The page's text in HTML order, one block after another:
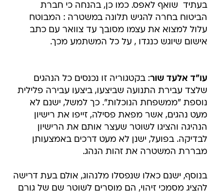
בעתיד  שואף לאפס. כמו כן, בהנחה כי חברת
הביטוח בחרה להגיש תלונה במשטרה : המבוטח
עלול למצוא את עצמו מסובך עד צוואר עם כתב
אישום שיוגש כנגדו , על כל המשתמע מכך.
עו"ד אלעד שור: בקטגוריה זו נכנסים כל הנהגים
שלצד עבירת התנועה שביצעו, ביצעו עבירה פלילית
נוספת "ממשפחת הנוכלות". כך למשל, ישנם לא
מעט נהגים, אשר מפאת פסילה, זייפו את רישיון
הנהיגה והציגו לשוטר שעצר אותם את הרישיון
לבדיקה. בפועל, ישנן לא מעט דרכים באמצעותן
מבררת המשטרה את זהות הנהג.
בנוסף, ישנם כאלו שנפסלו מלנהוג, אולם בעת דרישה
להציג מסמכי זיהוי, הם מוסרים לשוטר שם של גורם